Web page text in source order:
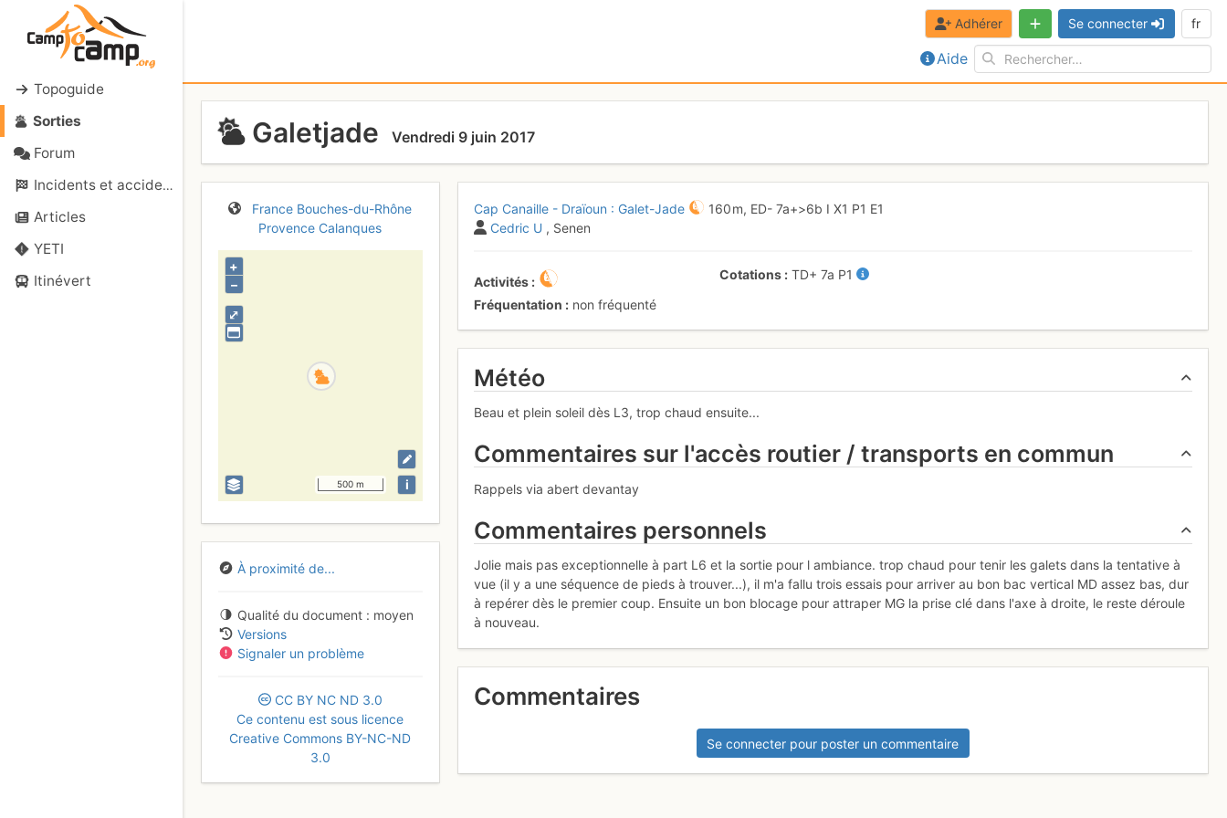
Topoguide
Sorties
Forum
Incidents et accidents
Articles
YETI
Itinévert
Aide
Adhérer Se connecter fr
Galetjade Vendredi 9 juin 2017
France Bouches-du-Rhône
Provence Calanques
⤢
+
–
500 m i
À proximité de...
Qualité du document
moyen
Versions
Signaler un problème
CC BY NC ND 3.0
Ce contenu est sous licence
Creative Commons BY-NC-ND
3.0
Cap Canaille - Draïoun : Galet-Jade 160 m, ED-7a+>6b IX1 P1 E1
Cedric U , Senen
Activités
Fréquentation
non fréquenté
Cotations TD+7a P1
Météo
Beau et plein soleil dès L3, trop chaud ensuite...
Commentaires sur l'accès routier / transports en commun
Rappels via abert devantay
Commentaires personnels
Jolie mais pas exceptionnelle à part L6 et la sortie pour l ambiance. trop chaud pour tenir les galets dans la tentative à
vue (il y a une séquence de pieds à trouver...), il m'a fallu trois essais pour arriver au bon bac vertical MD assez bas, dur
à repérer dès le premier coup. Ensuite un bon blocage pour attraper MG la prise clé dans l'axe à droite, le reste déroule
à nouveau.
Commentaires
Se connecter pour poster un commentaire